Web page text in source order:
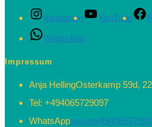
Instagram YouTube
WhatsApp
Impressum
Anja HellingOsterkamp 59d,
Tel: +494065729097
WhatsAppwa.me/